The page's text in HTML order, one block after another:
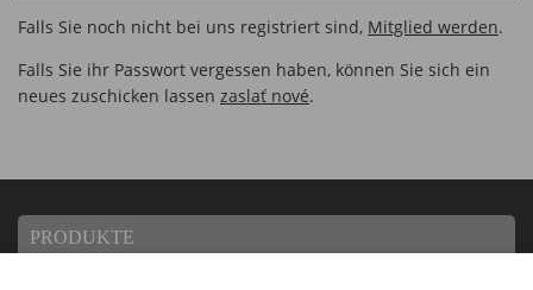
Falls Sie noch nicht bei uns registriert sind, Mitglied werden.
Falls Sie ihr Passwort vergessen haben, können Sie sich ein
neues zuschicken lassen zaslať nové.
PRODUKTE